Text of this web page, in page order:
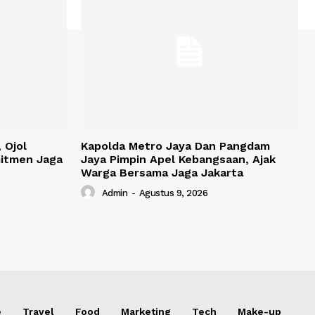
Ojol
Jaga
Kapolda Metro Jaya Dan Pangdam
Jaya Pimpin Apel Kebangsaan, Ajak
Warga Bersama Jaga Jakarta
Admin - Agustus 9, 2026
Travel Food Marketing Tech Make-up